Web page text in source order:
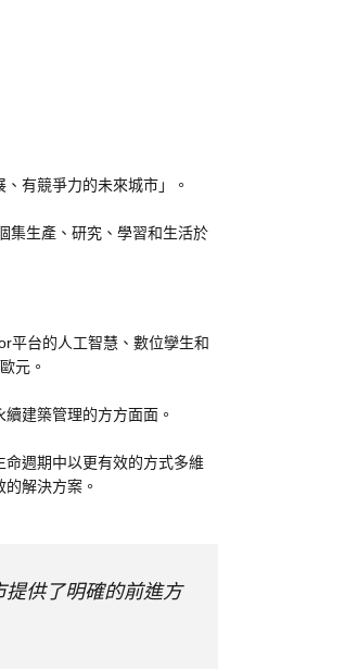
有競爭力的未來城市」。
集生產、研究、學習和生活於
平台的人工智慧、數位孿生和
元。
建築管理的方方面面。
週期中以更有效的方式多維
解決方案。
提供了明確的前進方